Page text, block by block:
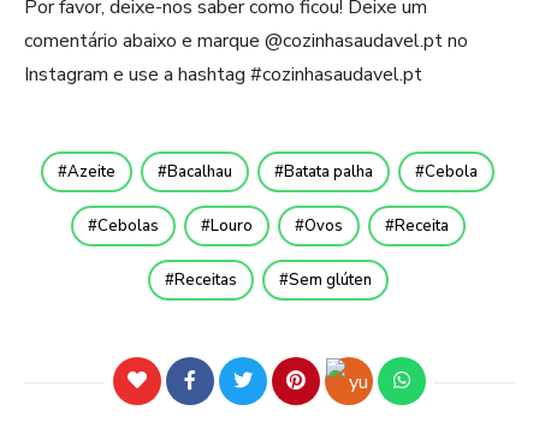
Por favor, deixe-nos saber como ficou! Deixe um
comentário abaixo e marque @cozinhasaudavel.pt no
Instagram e use a hashtag #cozinhasaudavel.pt
Azeite Bacalhau Batata palha Cebola
Cebolas Louro Ovos Receita
Receitas Sem glúten